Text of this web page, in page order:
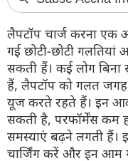
लैपटॉप चार्ज करना
गई छोटी-छोटी
सकती हैं। कई लोग
हैं, लैपटॉप को गलत जगह
यूज करते रहते हैं। इन
सकती है, परफॉर्मेंस कम
समस्याएं बढ़ने लगती
चार्जिंग करें और इन आम